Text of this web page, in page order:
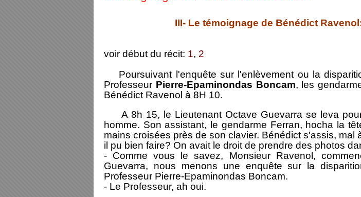
III- Le témoignage de Bénédict
voir début du récit: 1, 2
Poursuivant l'enquête sur l'enlèvement ou la
Professeur Pierre-Epaminondas Boncam, les
Bénédict Ravenol à 8H 10.
A 8h 15, le Lieutenant Octave Guevarra se leva
homme. Son assistant, le gendarme Ferran, hocha la
mains croisées près de son clavier. Bénédict s'assis, mal
il pu bien faire? On avait le droit de prendre des photos
- Comme vous le savez, Monsieur Ravenol,
Guevarra, nous menons une enquête sur la
Professeur Pierre-Epaminondas Boncam.
- Le Professeur, ah oui.